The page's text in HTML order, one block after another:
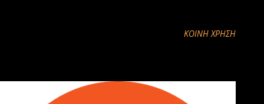
ΚΟΙΝΉ ΧΡΉΣΗ